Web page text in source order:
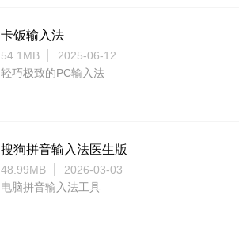
卡饭输入法
54.1MB
2025-06-12
轻巧极致的PC输入法
搜狗拼音输入法医生版
48.99MB
2026-03-03
电脑拼音输入法工具